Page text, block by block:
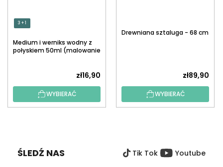
3 + 1
Medium i werniks wodny z
połyskiem 50ml (malowanie
zł16,90
WYBIERAĆ
Drewniana sztaluga - 68 cm
zł89,90
WYBIERAĆ
ŚLEDŹ NAS Tik Tok Youtube